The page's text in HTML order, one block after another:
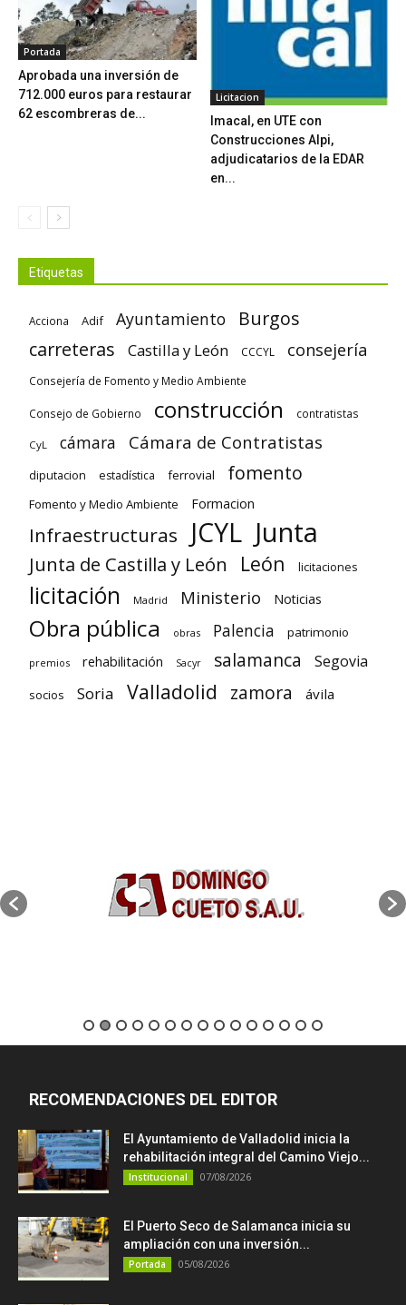
Portada
Aprobada una inversión de
712.000 euros para restaurar
62 escombreras de...
Licitacion
Imacal, en UTE con
Construcciones Alpi,
adjudicatarios de la EDAR
en...
Etiquetas
Acciona Adif Ayuntamiento
Burgos
carreteras
Castilla y León CCCYL consejería
Consejería de Fomento y Medio Ambiente
Consejo de Gobierno construcción contratistas
CyL cámara Cámara de Contratistas
diputacion estadística ferrovial fomento
Fomento y Medio Ambiente Formacion
Infraestructuras JCYL Junta
Junta de Castilla y León León licitaciones
licitación Madrid Ministerio Noticias
Obra pública obras Palencia patrimonio
premios rehabilitación Sacyr salamanca Segovia
socios Soria Valladolid zamora ávila
RECOMENDACIONES DEL EDITOR
El Ayuntamiento de Valladolid inicia la
rehabilitación integral del Camino Viejo...
Institucional 07/08/2026
El Puerto Seco de Salamanca inicia su
ampliación con una inversión...
Portada 05/08/2026